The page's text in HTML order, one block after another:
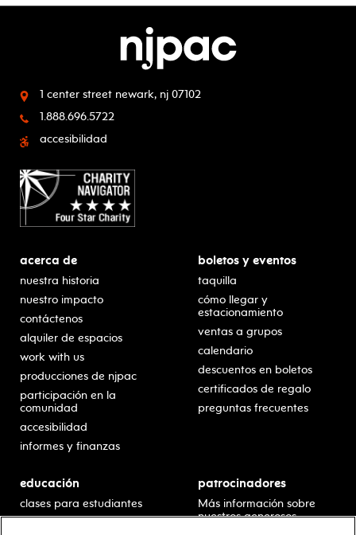
1 center street newark, nj 07102
1.888.696.5722
accesibilidad
acerca de
nuestra historia
nuestro impacto
contáctenos
alquiler de espacios
work with us
producciones de njpac
participación en la
comunidad
accesibilidad
informes y finanzas
boletos y eventos
taquilla
cómo llegar y
estacionamiento
ventas a grupos
calendario
descuentos en boletos
certificados de regalo
preguntas frecuentes
educación
clases para estudiantes
patrocinadores
Más información sobre
nuestros generosos